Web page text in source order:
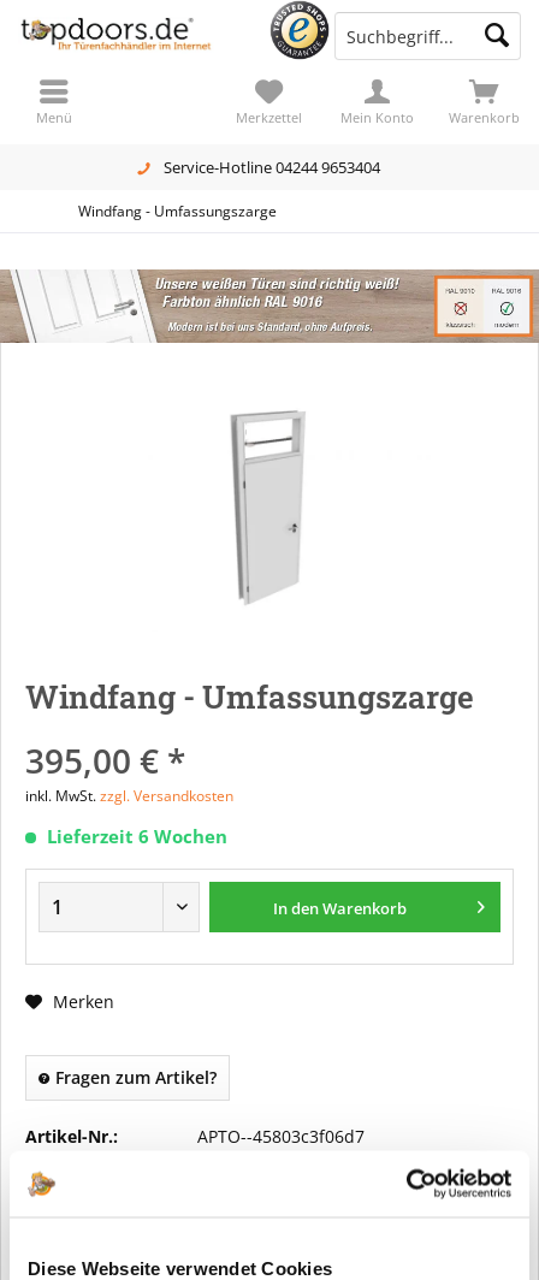
Diese Webseite verwendet Cookies
Service-Hotline 04244 9653404
Warenkorb
Merkzettel Mein Konto
Menü
Windfang - Umfassungszarge
Windfang - Umfassungszarge
395,00 € *
inkl. MwSt.zzgl. Versandkosten
Lieferzeit 6 Wochen
In denWarenkorb
Merken
Fragen zum Artikel?
Artikel-Nr.: APTO--45803c3f06d7
Vorteile